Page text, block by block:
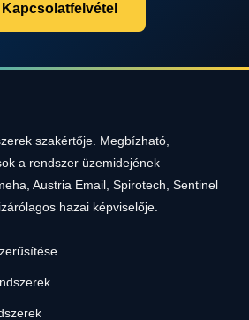
Kapcsolatfelvétel
szakértője. Megbízható,
a rendszer üzemidejének
Austria Email, Spirotech, Sentinel
hazai képviselője.